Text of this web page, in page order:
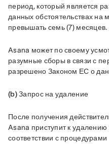
период, который является
данных обстоятельствах на
превышать семь (7) месяцев.
Asana может по своему
разумные сборы в связи с
разрешено Законом ЕС о
(b) Запрос на удаление
После получения
Asana приступит к
соответствии с